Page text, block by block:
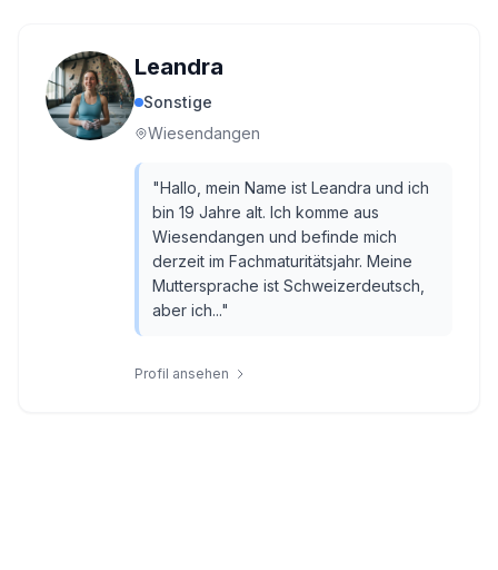
Leandra
Sonstige
Wiesendangen
"Hallo, mein Name ist Leandra und ich
bin 19 Jahre alt. Ich komme aus
Wiesendangen und befinde mich
derzeit im Fachmaturitätsjahr. Meine
Muttersprache ist Schweizerdeutsch,
aber ich..."
Profil ansehen